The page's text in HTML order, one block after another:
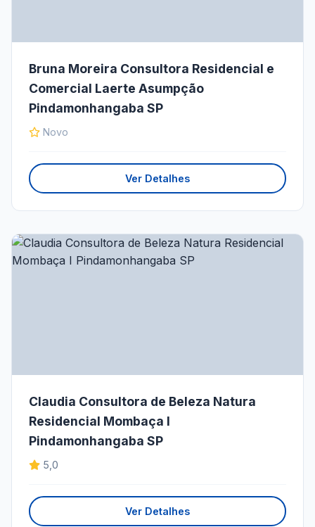
Bruna Moreira Consultora Residencial e
Comercial Laerte Asumpção
Pindamonhangaba SP
Novo
Ver Detalhes
Claudia Consultora de Beleza Natura
Residencial Mombaça I
Pindamonhangaba SP
5,0
Ver Detalhes